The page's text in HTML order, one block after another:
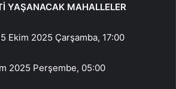
YAŞANACAK MAHALLELER
Ekim 2025 Çarşamba, 17:00
2025 Perşembe, 05:00